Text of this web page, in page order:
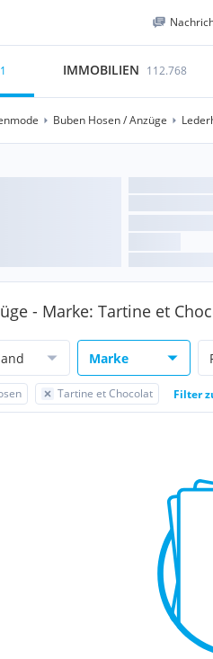
IMMOBILIEN 112.768
Buben Hosen / Anzüge
- Marke: Tartine et
Marke
Tartine et Chocolat Filter